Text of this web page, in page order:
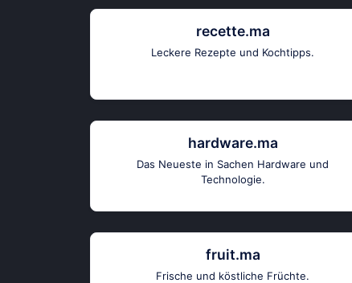
recette.ma
Leckere Rezepte und Kochtipps.
hardware.ma
Das Neueste in Sachen Hardware und
Technologie.
fruit.ma
Frische und köstliche Früchte.